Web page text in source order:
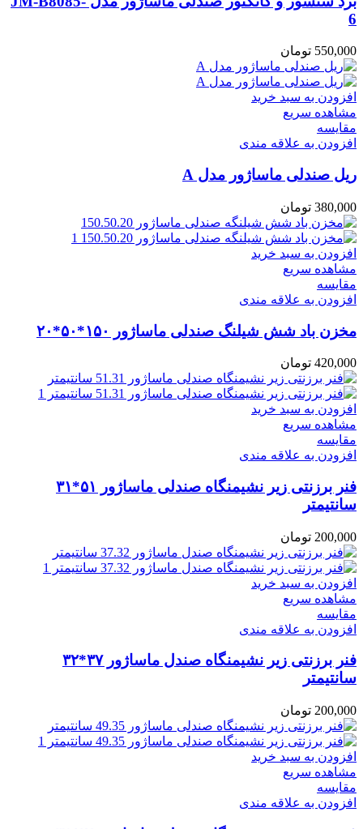
6
550,000 تومان
افزودن به سبد خرید
مشاهده سریع
مقایسه
افزودن به علاقه مندی
ریل صندلی ماساژور مدل A
380,000 تومان
افزودن به سبد خرید
مشاهده سریع
مقایسه
افزودن به علاقه مندی
مخزن باد شش شیلنگ صندلی ماساژور ۱۵۰*۵۰*۲۰
420,000 تومان
افزودن به سبد خرید
مشاهده سریع
مقایسه
افزودن به علاقه مندی
فنر برزنتی زیر نشیمنگاه صندلی ماساژور ۵۱*۳۱
سانتیمتر
200,000 تومان
افزودن به سبد خرید
مشاهده سریع
مقایسه
افزودن به علاقه مندی
فنر برزنتی زیر نشیمنگاه صندل ماساژور ۳۷*۳۲
سانتیمتر
200,000 تومان
افزودن به سبد خرید
مشاهده سریع
مقایسه
افزودن به علاقه مندی